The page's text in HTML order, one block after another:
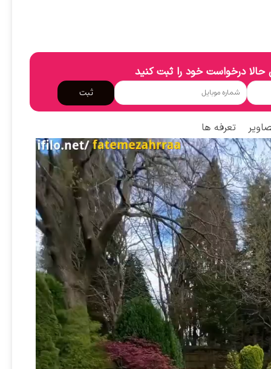
درخواست خود را ثبت کنید
ثبت
تعرفه ها